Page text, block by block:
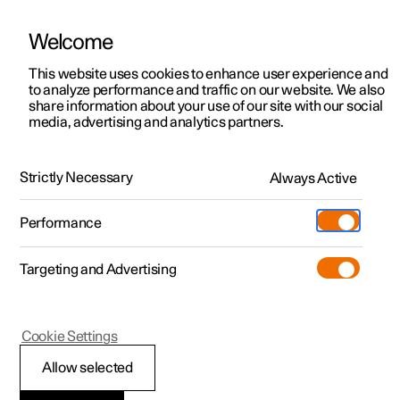
Polestar 2
Polestar 3
Polestar 4
Pre-owned
Shop
Meer
Testrit
Aanbiedingen voor
Testrit
Aanbiedingen voor
Polestar 4 coupé
Ontdek Polestar 4
Testrit
Bekijk onze stockwagens
Aanbiedingen voor
Ontdek Polestar 5
Over pre-owned
Pre-owned aanbiedingen
Aanbiedingen voor particulieren
Aanbiedingen voor
professionelen
Bekijk onze stockwagens
Configureer
Pre-owned
Testrit
Additionals
(Opent in een nieuw venster)
Experiences
Ontmoet ons
Servicepunten
Opladen
Support
HandleidingVideogalerijSoftware-updates
Informatie voor consumenten
Polestar 3
Klantenservice en
Welcome
This website uses cookies to enhance user experience and
to analyze performance and traffic on our website. We also
share information about your use of our site with our social
media, advertising and analytics partners.
Strictly Necessary Always Active
Performance
Targeting and Advertising
Allow selected
Cookie Settings